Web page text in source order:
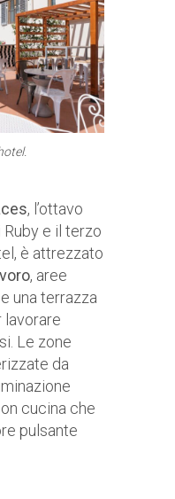
, l’ottavo
e il terzo
è attrezzato
, aree
una terrazza
lavorare
Le zone
da
cucina che
pulsante